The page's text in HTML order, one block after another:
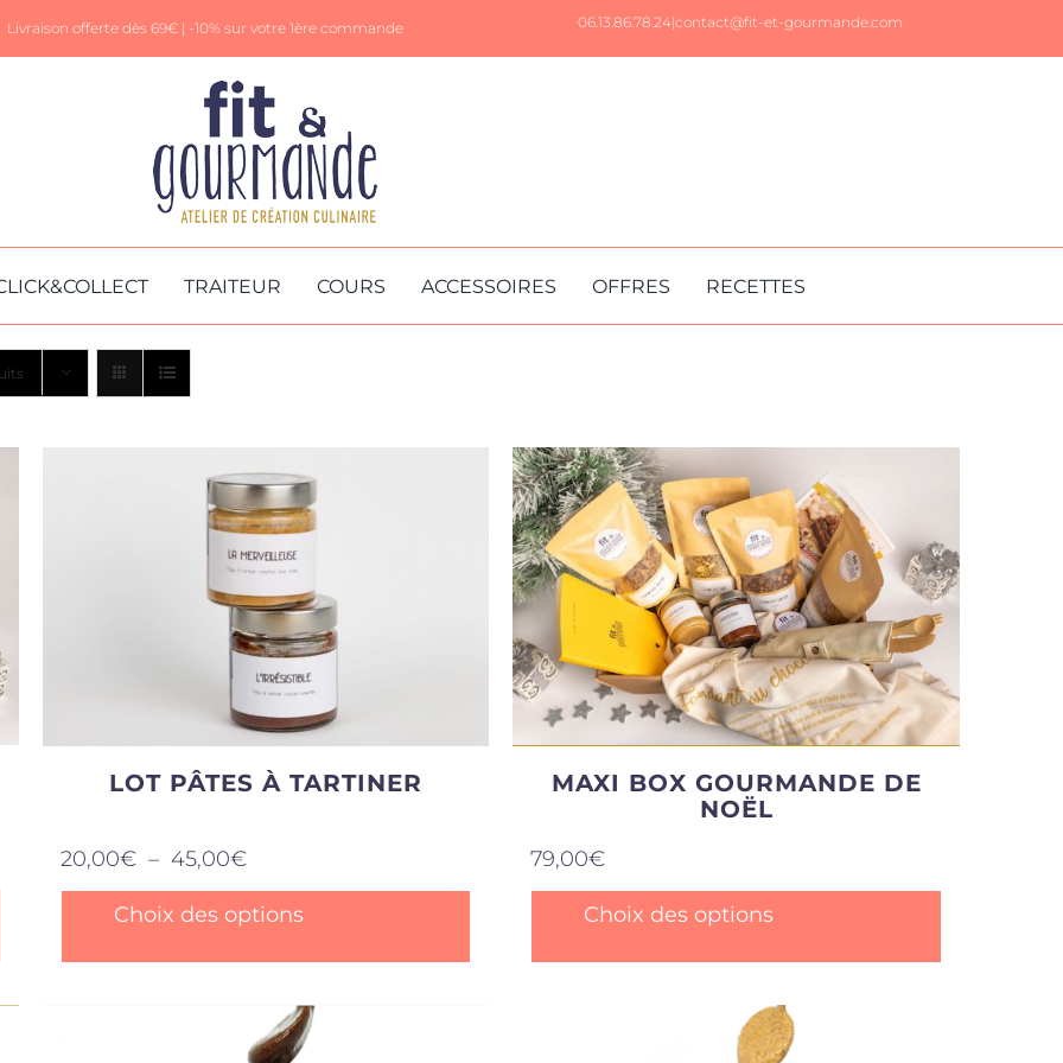
Livraison offerte dès 69€ | -10% sur votre 1ère commande 06.13.86.78.24|contact@fit-et-gourmande.com
TRAITEUR COURS ACCESSOIRES OFFRES RECETTES
LOT PÂTES À TARTINER
20,00€ – 45,00€Plage
prix :
à
Choix des options
a
MAXI BOX GOURMANDE DE
NOËL
79,00€
Choix des options
a